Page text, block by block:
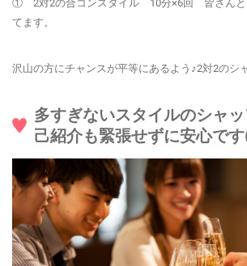
① 2対2の合コンスタイル 10分×6回 皆さんと
てます。
沢山の方にチャンスが平等にあるよう♪2対2のシ
多すぎないスタイルのシャ
己紹介も緊張せずに安心です